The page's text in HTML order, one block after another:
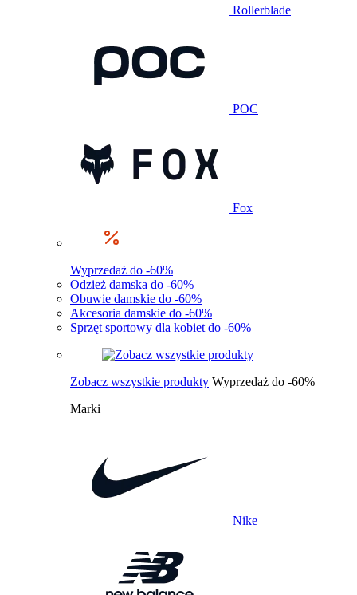
Rollerblade
POC
Fox
Wyprzedaż do -60%
Odzież damska do -60%
Obuwie damskie do -60%
Akcesoria damskie do -60%
Sprzęt sportowy dla kobiet do -60%
Zobacz wszystkie produkty Wyprzedaż do -60%
Marki
Nike